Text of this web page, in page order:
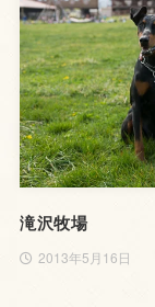
滝沢牧場
2013年5月16日